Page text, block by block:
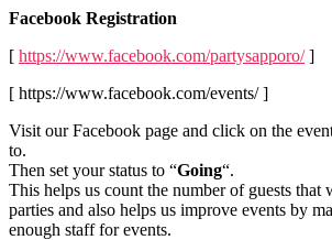
Facebook Registration
[ https://www.facebook.com/partysapporo/]
[ https://www.facebook.com/events/ ]
Visit our Facebook page and click on the
to.
Then set your status to “Going“.
This helps us count the number of guests that
parties and also helps us improve events by
enough staff for events.